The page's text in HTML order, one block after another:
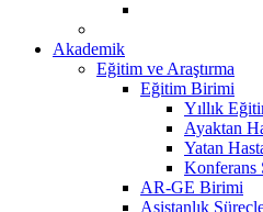
Akademik
Eğitim ve Araştırma
Eğitim Birimi
Yıllık
Ayaktan
Yatan
Konferans
AR-GE Birimi
Asistanlık